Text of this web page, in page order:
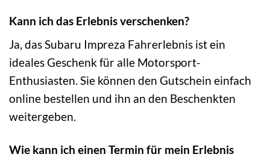
Kann ich das Erlebnis verschenken?
Ja, das Subaru Impreza Fahrerlebnis ist ein
ideales Geschenk für alle Motorsport-
Enthusiasten. Sie können den Gutschein einfach
online bestellen und ihn an den Beschenkten
weitergeben.
Wie kann ich einen Termin für mein Erlebnis